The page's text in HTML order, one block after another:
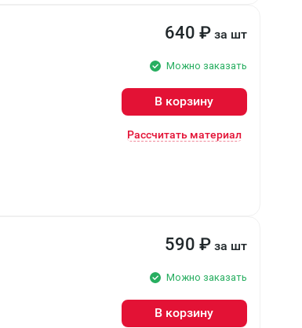
640 ₽ за шт
Можно заказать
В корзину
Рассчитать материал
590 ₽ за шт
Можно заказать
В корзину